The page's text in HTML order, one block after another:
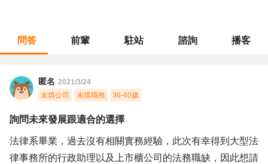
問答 前輩 駐站 諮詢 播客
匿名 2021/3/24
未填公司
未填職務 36-40歲
詢問未來發展跟適合的選擇
法律系畢業，過去沒有相關實務經驗，此次有幸得到大型法
律事務所的行政助理以及上市櫃公司的法務職缺，因此想請